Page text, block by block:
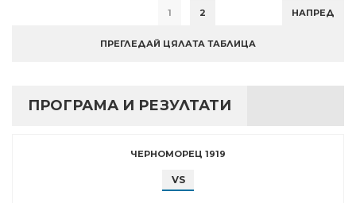
1 2 НАПРЕД
ПРЕГЛЕДАЙ ЦЯЛАТА ТАБЛИЦА
ПРОГРАМА И РЕЗУЛТАТИ
ЧЕРНОМОРЕЦ 1919
VS